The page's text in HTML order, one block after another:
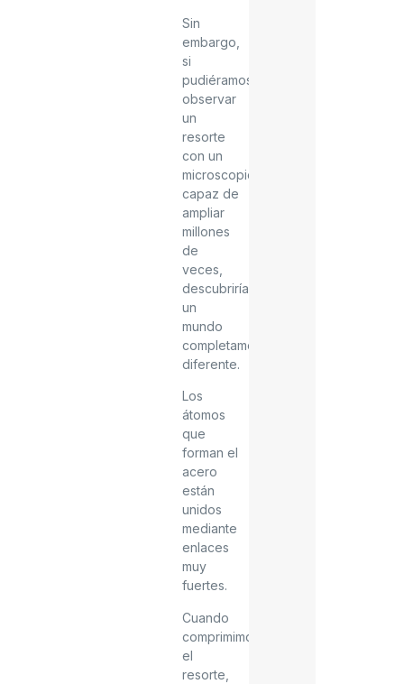
Sin
embargo,
si
pudiéramos
observar
un
resorte
con un
microscopio
capaz de
ampliar
millones
de
veces,
descubriríamos
un
mundo
completamente
diferente.
Los
átomos
que
forman el
acero
están
unidos
mediante
enlaces
muy
fuertes.
Cuando
comprimimos
el
resorte,